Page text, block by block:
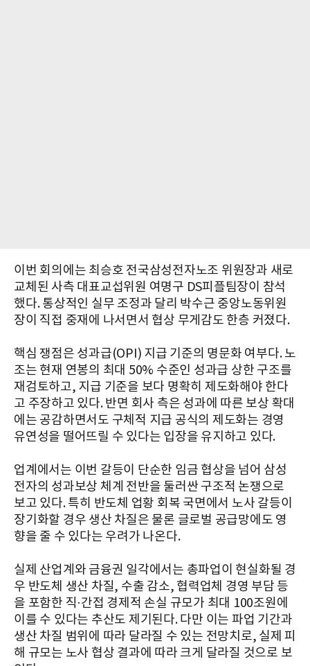
이번 회의에는 최승호 전국삼성전자노조 위원장과 새로
교체된 사측 대표교섭위원 여명구 DS피플팀장이 참석
했다. 통상적인 실무 조정과 달리 박수근 중앙노동위원
장이 직접 중재에 나서면서 협상 무게감도 한층 커졌다.
핵심 쟁점은 성과급(OPI) 지급 기준의 명문화 여부다. 노
조는 현재 연봉의 최대 50% 수준인 성과급 상한 구조를
재검토하고, 지급 기준을 보다 명확히 제도화해야 한다
고 주장하고 있다. 반면 회사 측은 성과에 따른 보상 확대
에는 공감하면서도 구체적 지급 공식의 제도화는 경영
유연성을 떨어뜨릴 수 있다는 입장을 유지하고 있다.
업계에서는 이번 갈등이 단순한 임금 협상을 넘어 삼성
전자의 성과보상 체계 전반을 둘러싼 구조적 논쟁으로
보고 있다. 특히 반도체 업황 회복 국면에서 노사 갈등이
장기화할 경우 생산 차질은 물론 글로벌 공급망에도 영
향을 줄 수 있다는 우려가 나온다.
실제 산업계와 금융권 일각에서는 총파업이 현실화될 경
우 반도체 생산 차질, 수출 감소, 협력업체 경영 부담 등
을 포함한 직·간접 경제적 손실 규모가 최대 100조원에
이를 수 있다는 추산도 제기된다. 다만 이는 파업 기간과
생산 차질 범위에 따라 달라질 수 있는 전망치로, 실제 피
해 규모는 노사 협상 결과에 따라 크게 달라질 것으로 보